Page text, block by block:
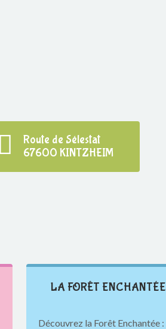
Route de Sélestat
67600 KINTZHEIM
LA FORÊT ENCHANTÉE
Découvrez la Forêt Enchantée :